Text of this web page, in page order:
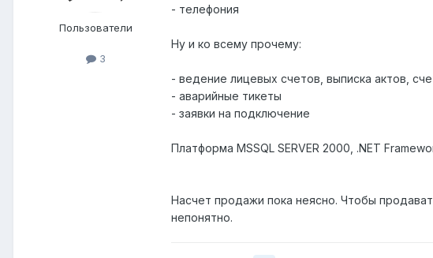
Пользователи
3
- телефония
Ну и ко всему прочему:
- ведение лицевых счетов, выписка актов,
- аварийные тикеты
- заявки на подключение
Платформа MSSQL SERVER 2000, .NET
Насчет продажи пока неясно. Чтобы
непонятно.